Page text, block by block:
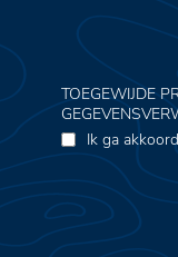
TOEGEWIJDE
Ik ga akkoord